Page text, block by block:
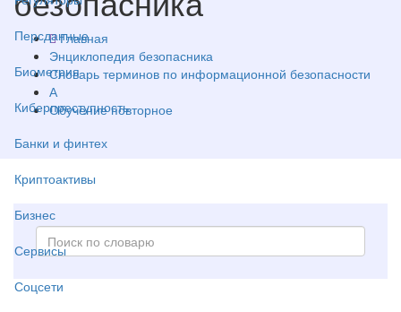
Персданные
Биометрия
Киберпреступность
Банки и финтех
Криптоактивы
Бизнес
Сервисы
Соцсети
Главная
Энциклопедия безопасника
Словарь терминов по информационной безопасности
А
Обучение повторное